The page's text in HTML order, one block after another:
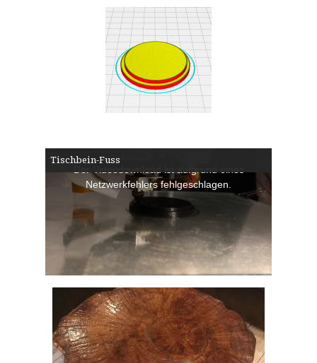
Tischbein-Fuss
This
is
window.
Netzwerkfehlers fehlgeschlagen.